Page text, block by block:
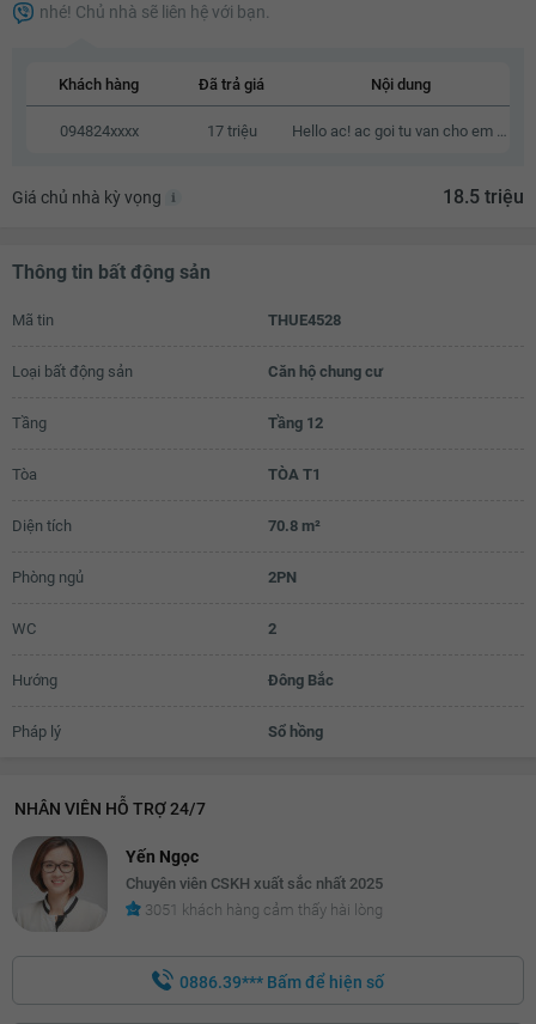
16.2 triệu
16.7 triệu
16.8 triệu
16.9 triệu
17.3 triệu
17.4 triệu
17.5 triệu
18 triệu
18.2 triệu
nhé! Chủ nhà sẽ liên hệ với bạn.
Khách hàng Đã trả giá Nội dung
094824xxxx 17 triệu
Giá chủ nhà kỳ vọng 18.5 triệu
Thông tin bất động sản
Mã tin THUE4528
Loại bất động sản Căn hộ chung cư
Tầng Tầng 12
Tòa TÒA T1
Diện tích 70.8 m²
Phòng ngủ 2PN
WC 2
Hướng Đông Bắc
Pháp lý Sổ hồng
NHÂN VIÊN HỖ TRỢ 24/7
Yến Ngọc
Chuyên viên CSKH xuất sắc nhất 2025
3051 khách hàng cảm thấy hài lòng
0886.39*** Bấm để hiện số